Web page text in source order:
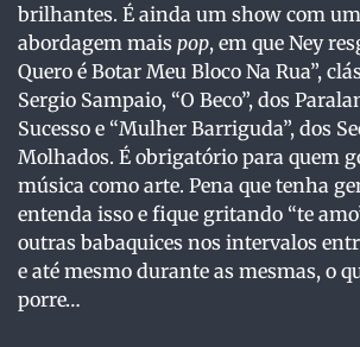
brilhantes. É ainda um show com
abordagem mais pop, em que Ney
Quero é Botar Meu Bloco Na Rua”,
Sergio Sampaio, “O Beco”, dos
Sucesso e “Mulher Barriguda”, dos
Molhados. É obrigatório para quem
música como arte. Pena que tenha
entenda isso e fique gritando “te
outras babaquices nos intervalos
e até mesmo durante as mesmas, o
porre…